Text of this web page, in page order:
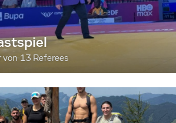
von 13 Referees